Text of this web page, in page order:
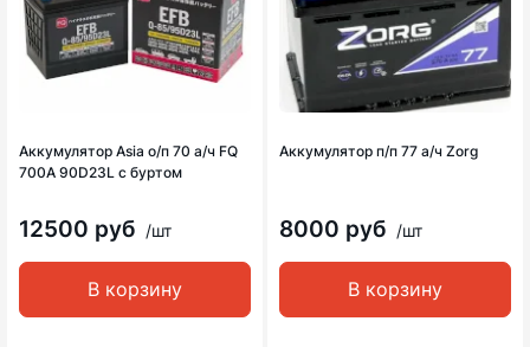
Аккумулятор Asia о/п 70 а/ч FQ
700A 90D23L с буртом
12500 руб /шт
В корзину
Аккумулятор п/п 77 а/ч Zorg
8000 руб /шт
В корзину